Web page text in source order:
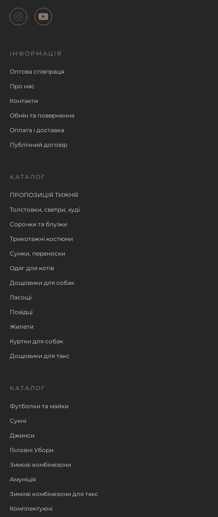
ІНФОРМАЦІЯ
Оптова співпраця
Про нас
Контакти
Обмін та повернення
Оплата і доставка
Публічний договір
КАТАЛОГ
ПРОПОЗИЦІЯ ТИЖНЯ
Толстовки, светри, худі
Сорочки та блузки
Трикотажні костюми
Сумки, переноски
Одяг для котів
Дощовики для собак
Ласощі
Повідці
Жилети
Куртки для собак
Дощовики для такс
КАТАЛОГ
Футболки та майки
Сукні
Джинси
Головні Убори
Зимові комбінезони
Амуніція
Зимові комбінезони для такс
Комплектуючі